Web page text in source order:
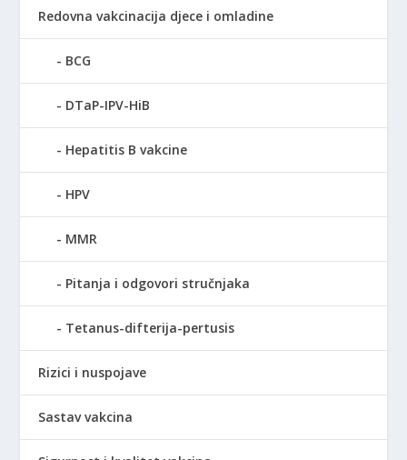
Redovna vakcinacija djece i omladine
BCG
DTaP-IPV-HiB
Hepatitis B vakcine
HPV
MMR
Pitanja i odgovori stručnjaka
Tetanus-difterija-pertusis
Rizici i nuspojave
Sastav vakcina